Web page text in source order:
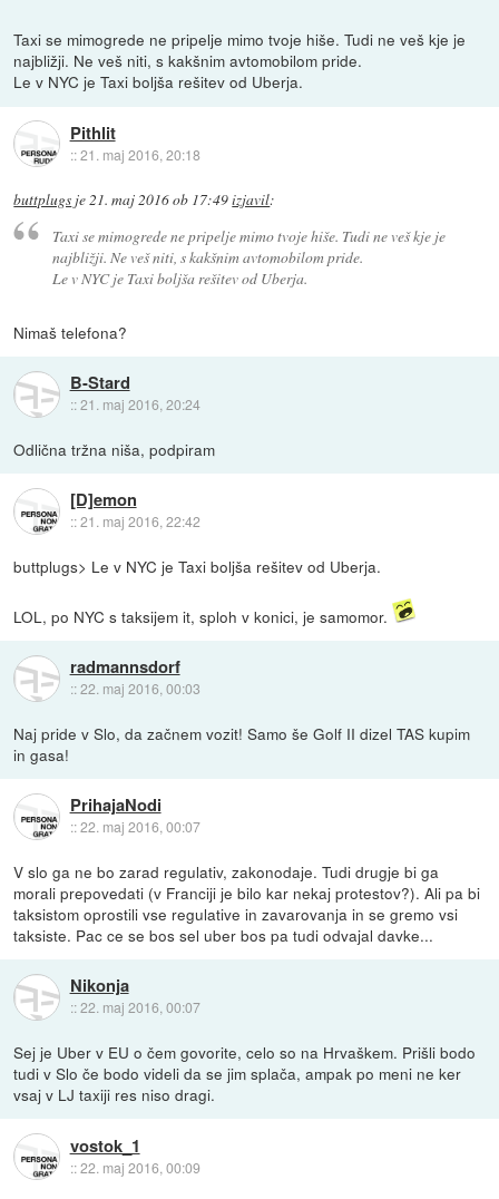
Taxi se mimogrede ne pripelje mimo tvoje hiše. Tudi ne veš kje je
najbližji. Ne veš niti, s kakšnim avtomobilom pride.
Le v NYC je Taxi boljša rešitev od Uberja.
Pithlit
::21. maj 2016, 20:18
buttplugs je 21. maj 2016 ob 17:49izjavil:
Taxi se mimogrede ne pripelje mimo tvoje hiše. Tudi ne veš kje je
najbližji. Ne veš niti, s kakšnim avtomobilom pride.
Le v NYC je Taxi boljša rešitev od Uberja.
Nimaš telefona?
B-Stard
::21. maj 2016, 20:24
Odlična tržna niša, podpiram
[D]emon
::21. maj 2016, 22:42
buttplugs> Le v NYC je Taxi boljša rešitev od Uberja.
LOL, po NYC s taksijem it, sploh v konici, je samomor.
radmannsdorf
::22. maj 2016, 00:03
Naj pride v Slo, da začnem vozit! Samo še Golf II dizel TAS kupim
in gasa!
PrihajaNodi
::22. maj 2016, 00:07
V slo ga ne bo zarad regulativ, zakonodaje. Tudi drugje bi ga
morali prepovedati (v Franciji je bilo kar nekaj protestov?). Ali pa bi
taksistom oprostili vse regulative in zavarovanja in se gremo vsi
taksiste. Pac ce se bos sel uber bos pa tudi odvajal davke...
Nikonja
::22. maj 2016, 00:07
Sej je Uber v EU o čem govorite, celo so na Hrvaškem. Prišli bodo
tudi v Slo če bodo videli da se jim splača, ampak po meni ne ker
vsaj v LJ taxiji res niso dragi.
vostok_1
::22. maj 2016, 00:09